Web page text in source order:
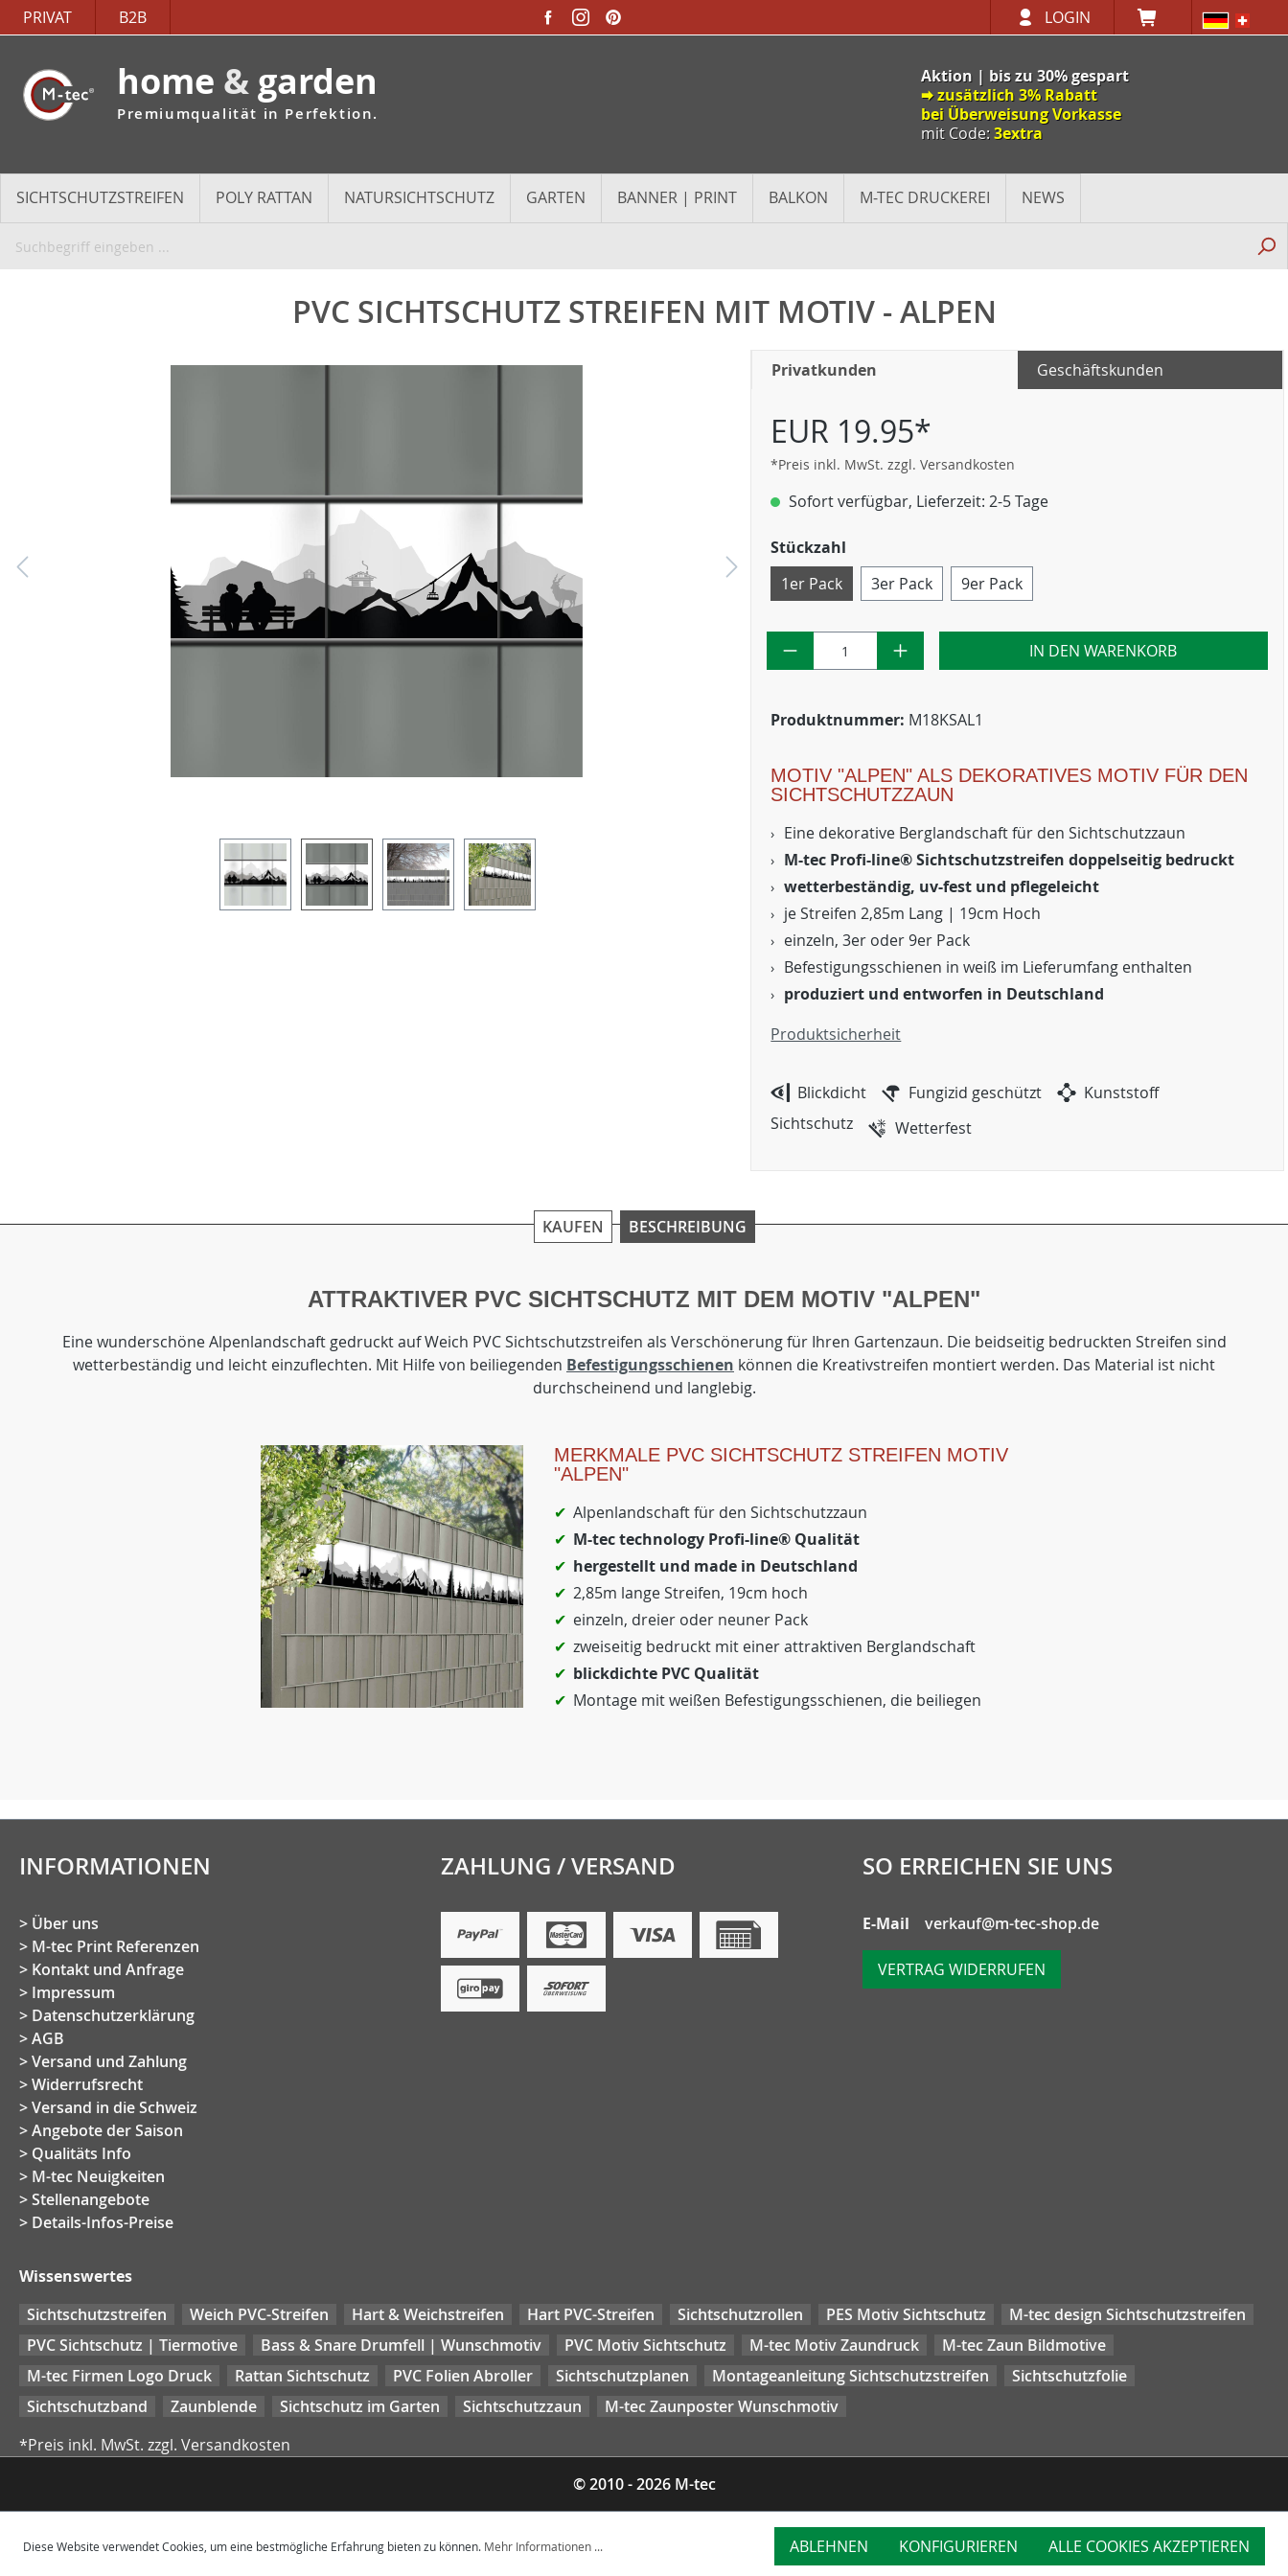
PRIVAT B2B LOGIN
home & garden
Premiumqualität in Perfektion.
Aktion | bis zu 30% gespart
🠮 zusätzlich 3% Rabatt
bei Überweisung Vorkasse
mit Code:3extra
SICHTSCHUTZSTREIFEN POLY RATTAN NATURSICHTSCHUTZ GARTEN BANNER | PRINT BALKON M-TEC DRUCKEREI NEWS
PVC SICHTSCHUTZ STREIFEN MIT MOTIV - ALPEN
Privatkunden Geschäftskunden
EUR 19.95*
*Preis inkl. MwSt. zzgl. Versandkosten
Sofort verfügbar, Lieferzeit: 2-5 Tage
Stückzahl
1er Pack
3er Pack 9er Pack
IN DEN WARENKORB
Produktnummer: M18KSAL1
MOTIV "ALPEN" ALS DEKORATIVES MOTIV FÜR DEN
SICHTSCHUTZZAUN
Eine dekorative Berglandschaft für den Sichtschutzzaun
M-tec Profi-line® Sichtschutzstreifen doppelseitig bedruckt
wetterbeständig, uv-fest und pflegeleicht
je Streifen 2,85m Lang | 19cm Hoch
einzeln, 3er oder 9er Pack
Befestigungsschienen in weiß im Lieferumfang enthalten
produziert und entworfen in Deutschland
Produktsicherheit
Blickdicht Fungizid geschützt
Kunststoff
Sichtschutz
Wetterfest
KAUFEN BESCHREIBUNG
ATTRAKTIVER PVC SICHTSCHUTZ MIT DEM MOTIV "ALPEN"
Eine wunderschöne Alpenlandschaft gedruckt auf Weich PVC Sichtschutzstreifen als Verschönerung für Ihren Gartenzaun. Die beidseitig bedruckten Streifen sind
wetterbeständig und leicht einzuflechten. Mit Hilfe von beiliegenden Befestigungsschienen können die Kreativstreifen montiert werden. Das Material ist nicht
durchscheinend und langlebig.
MERKMALE PVC SICHTSCHUTZ STREIFEN MOTIV
"ALPEN"
Alpenlandschaft für den Sichtschutzzaun
M-tec technology Profi-line® Qualität
hergestellt und made in Deutschland
2,85m lange Streifen, 19cm hoch
einzeln, dreier oder neuner Pack
zweiseitig bedruckt mit einer attraktiven Berglandschaft
blickdichte PVC Qualität
Montage mit weißen Befestigungsschienen, die beiliegen
INFORMATIONEN
Über uns
M-tec Print Referenzen
Kontakt und Anfrage
Impressum
Datenschutzerklärung
AGB
Versand und Zahlung
Widerrufsrecht
Versand in die Schweiz
Angebote der Saison
Qualitäts Info
M-tec Neuigkeiten
Stellenangebote
Details-Infos-Preise
ZAHLUNG / VERSAND SO ERREICHEN SIE UNS
E-Mail verkauf@m-tec-shop.de
VERTRAG WIDERRUFEN
Wissenswertes
Sichtschutzstreifen
Weich PVC-Streifen Hart & Weichstreifen Hart PVC-Streifen Sichtschutzrollen PES Motiv Sichtschutz
M-tec design Sichtschutzstreifen
PVC Sichtschutz | Tiermotive
Bass & Snare Drumfell | Wunschmotiv PVC Motiv Sichtschutz M-tec Motiv Zaundruck
M-tec Zaun Bildmotive
M-tec Firmen Logo Druck
Rattan Sichtschutz PVC Folien Abroller Sichtschutzplanen Montageanleitung Sichtschutzstreifen
Sichtschutzfolie
Sichtschutzband
Zaunblende Sichtschutz im Garten Sichtschutzzaun
M-tec Zaunposter Wunschmotiv
*Preis inkl. MwSt. zzgl. Versandkosten
© 2010 - 2026 M-tec
Diese Website verwendet Cookies, um eine bestmögliche Erfahrung bieten zu können. Mehr Informationen ... ABLEHNEN KONFIGURIEREN ALLE COOKIES AKZEPTIEREN